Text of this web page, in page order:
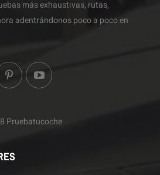
más exhaustivas, rutas,
adentrándonos poco a poco en
Pruebatucoche